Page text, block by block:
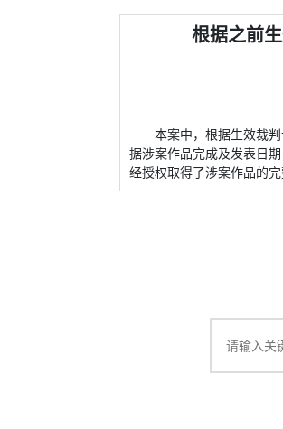
根据之前
本案中，根据生效裁
据涉案作品完成及发表日
经授权取得了涉案作品的完